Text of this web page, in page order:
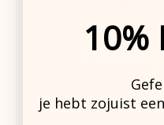
10%
je hebt zojuist